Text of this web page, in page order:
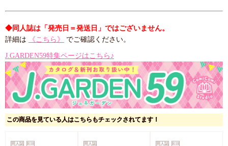
◆同人誌は「発売日＝発送日」ではございません。
詳細は
《こちら》 でご確認ください。
J.GARDEN59特集ページはこちら♪
この商品を見ている人はこちらもチェックされてます！
同人誌 R18 同人誌 同人誌 R18